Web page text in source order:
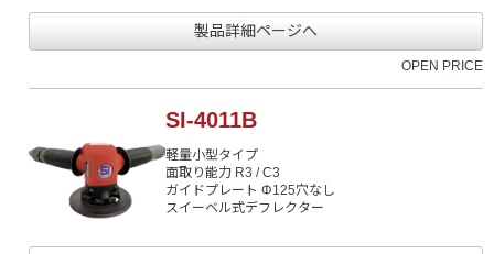
製品詳細ページへ
OPEN PRICE
SI-4011B
軽量小型タイプ
面取り能力 R3 / C3
ガイドプレート Φ125穴なし
スイーベル式デフレクター